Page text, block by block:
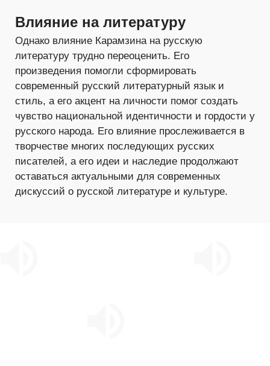
Влияние на литературу
Однако влияние Карамзина на русскую
литературу трудно переоценить. Его
произведения помогли сформировать
современный русский литературный язык и
стиль, а его акцент на личности помог создать
чувство национальной идентичности и гордости у
русского народа. Его влияние прослеживается в
творчестве многих последующих русских
писателей, а его идеи и наследие продолжают
оставаться актуальными для современных
дискуссий о русской литературе и культуре.